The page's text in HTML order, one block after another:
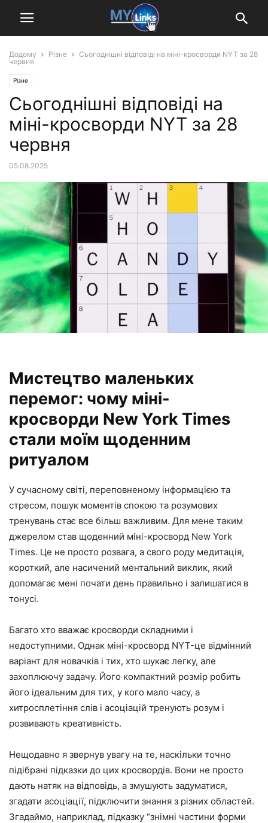
Додому Різне
Сьогоднішні відповіді на міні-кросворди NYT за 28
червня
Різне
Сьогоднішні відповіді на
міні-кросворди NYT за 28
червня
05.08.2025
Мистецтво маленьких
перемог: чому міні-
кросворди New York Times
стали моїм щоденним
ритуалом
У сучасному світі, переповненому інформацією та
стресом, пошук моментів спокою та розумових
тренувань стає все більш важливим. Для мене таким
джерелом став щоденний міні-кросворд New York
Times. Це не просто розвага, а свого роду медитація,
короткий, але насичений ментальний виклик, який
допомагає мені почати день правильно і залишатися в
тонусі.
Багато хто вважає кросворди складними і
недоступними. Однак міні-кросворд NYT-це відмінний
варіант для новачків і тих, хто шукає легку, але
захоплюючу задачу. Його компактний розмір робить
його ідеальним для тих, у кого мало часу, а
хитросплетіння слів і асоціацій тренують розум і
розвивають креативність.
Нещодавно я звернув увагу на те, наскільки точно
підібрані підказки до цих кросвордів. Вони не просто
дають натяк на відповідь, а змушують задуматися,
згадати асоціації, підключити знання з різних областей.
Згадаймо, наприклад, підказку “знімні частини форми